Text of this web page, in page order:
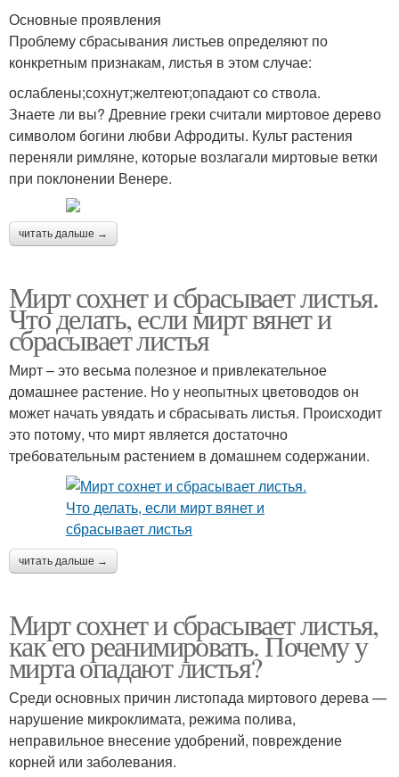
Основные проявления
Проблему сбрасывания листьев определяют по
конкретным признакам, листья в этом случае:
ослаблены;сохнут;желтеют;опадают со ствола.
Знаете ли вы? Древние греки считали миртовое дерево
символом богини любви Афродиты. Культ растения
переняли римляне, которые возлагали миртовые ветки
при поклонении Венере.
читать дальше →
Мирт сохнет и сбрасывает листья.
Что делать, если мирт вянет и
сбрасывает листья
Мирт – это весьма полезное и привлекательное
домашнее растение. Но у неопытных цветоводов он
может начать увядать и сбрасывать листья. Происходит
это потому, что мирт является достаточно
требовательным растением в домашнем содержании.
читать дальше →
Мирт сохнет и сбрасывает листья,
как его реанимировать. Почему у
мирта опадают листья?
Среди основных причин листопада миртового дерева —
нарушение микроклимата, режима полива,
неправильное внесение удобрений, повреждение
корней или заболевания.